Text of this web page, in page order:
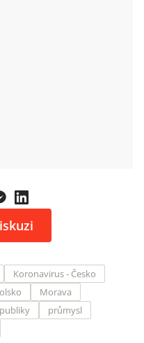
Koronavirus - Česko
Morava
průmysl